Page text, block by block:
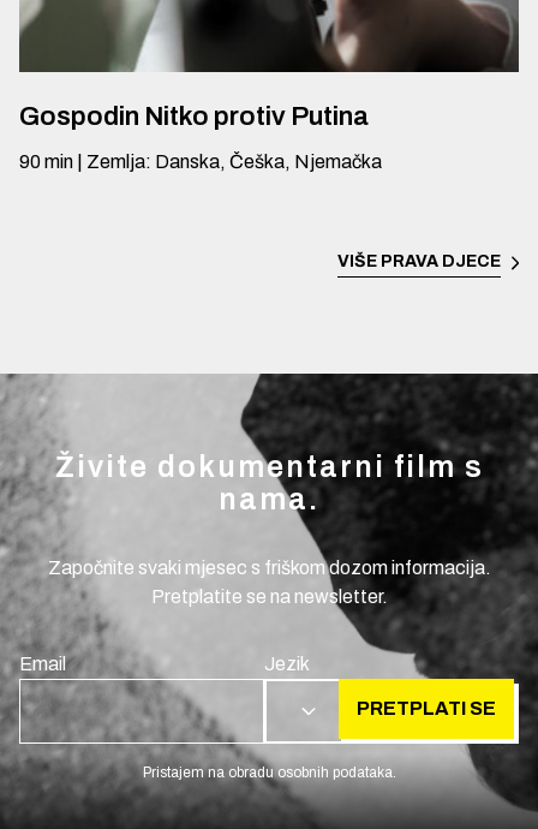
Gospodin Nitko protiv Putina
90min Zemlja: Danska, Češka, Njemačka
VIŠE PRAVA DJECE
Živite dokumentarni film s
nama.
Započnite svaki mjesec s friškom dozom informacija.
Pretplatite se na newsletter.
Email Jezik
HR PRETPLATI SE
Pristajem na obradu osobnih podataka.